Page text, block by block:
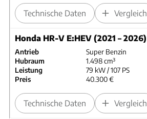
Technische Daten Vergleich
Honda HR-V E:HEV (2021 – 2026)
Antrieb
Super Benzin
Hubraum
1.498 cm³
Leistung
79 kW / 107 PS
Preis
40.300 €
Technische Daten Vergleich